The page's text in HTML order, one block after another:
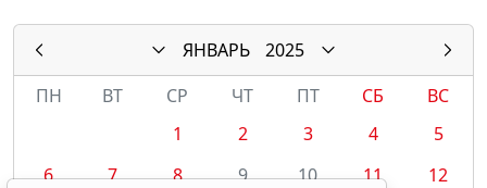
ЯНВАРЬ
2025
ПН
ВТ СР ЧТ ПТ СБ
ВС
1
2 3 4
5
6
7 8 9 10 11 12